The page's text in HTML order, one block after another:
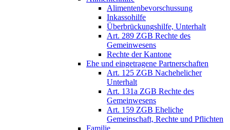
Alimentenbevorschussung
Inkassohilfe
Überbrückungshilfe, Unterhalt
Art. 289 ZGB Rechte des
Gemeinwesens
Rechte der Kantone
Ehe und eingetragene Partnerschaften
Art. 125 ZGB Nachehelicher
Unterhalt
Art. 131a ZGB Rechte des
Gemeinwesens
Art. 159 ZGB Eheliche
Gemeinschaft, Rechte und Pflichten
Familie